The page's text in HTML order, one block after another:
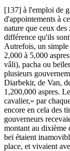
[137] à l'emploi de
d'appointements à
nature que ceux des
différence qu'ils
Autrefois, un
2,000 à 5,000
vâli), pacha ou
plusieurs
Diarbekir, de Van,
1,200,000 aspres.
cavalier,» par
encore en cela des
gouverneurs
montant au dixième
beï étaient
place, et vivaient